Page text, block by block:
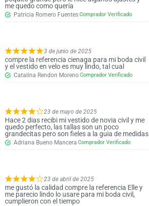
me quedo como quería
Patricia Romero Fuentes
3 de junio de 2025
compre la referencia cienaga para mi boda civil
y el vestido en velo es muy lindo, tal cual
Catalina Rendon Moreno
23 de mayo de 2025
Hace 2 dias recibi mi vestido de novia civil y me
quedo perfecto, las tallas son un poco
grandecitas pero son fieles a la guia de medidas
Adriana Bueno Mancera
23 de abril de 2025
me gustó la calidad compre la referencia Elle y
me parecio lindo lo usare para mi boda civil,
cumplieron con el tiempo